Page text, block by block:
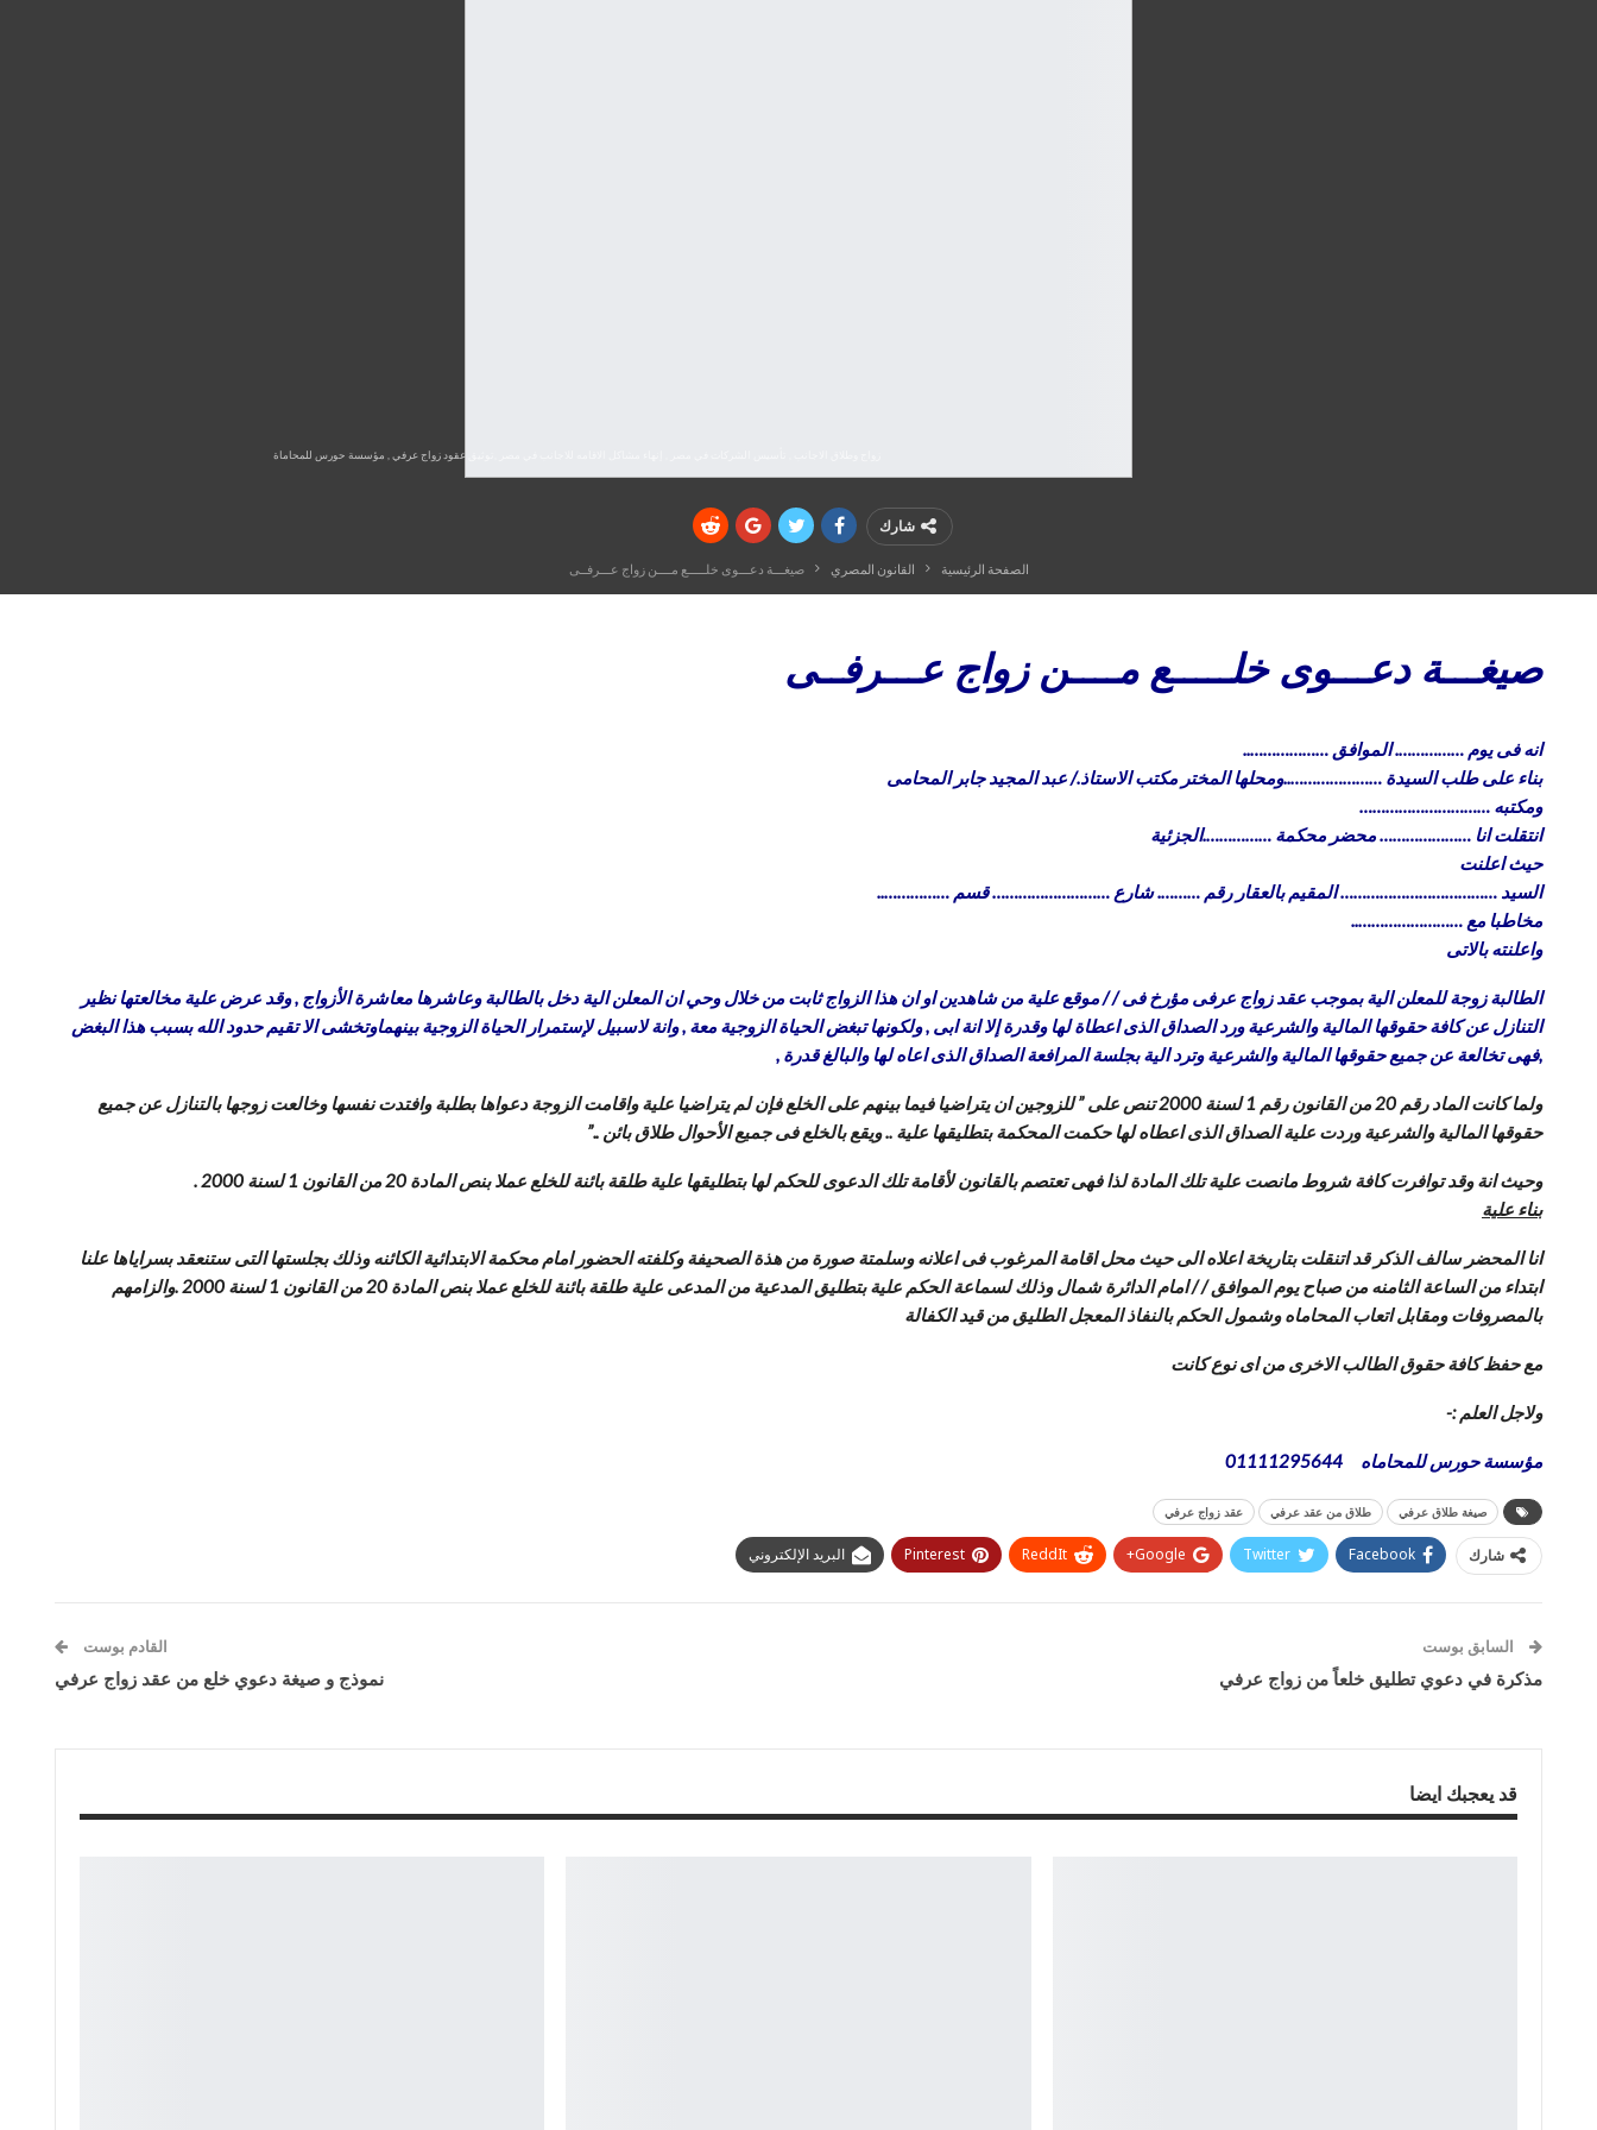
زواج وطلاق الاجانب , تأسيس الشركات في مصر , إنهاء مشاكل الاقامه للاجانب في مصر ,توثيق عقود زواج عرفي , مؤسسة حورس للمحاماة
شارك
الصفحة الرئيسية القانون المصري صيغـــة دعـــوى خلـــــع مــــن زواج عـــرفــى
صيغـــة دعـــوى خلـــــع مــــن زواج عـــرفــى
انه فى يوم ……………. الموافق ………………..
بناء على طلب السيدة …………………..ومحلها المختر مكتب الاستاذ./ عبد المجيد جابر المحامى
ومكتبه …………………………
انتقلت انا ………………… محضر محكمة …………….الجزئية
حيث اعلنت
السيد ……………………………… المقيم بالعقار رقم ………. شارع ……………………… قسم ……………..
مخاطبا مع ……………………..
واعلنته بالاتى
الطالبة زوجة للمعلن الية بموجب عقد زواج عرفى مؤرخ فى / / موقع علية من شاهدين او ان هذا الزواج ثابت من خلال وحي ان المعلن الية دخل بالطالبة وعاشرها معاشرة الأزواج , وقد عرض علية مخالعتها نظير
التنازل عن كافة حقوقها المالية والشرعية ورد الصداق الذى اعطاة لها وقدرة إلا انة ابى , ولكونها تبغض الحياة الزوجية معة , وانة لاسبيل لإستمرار الحياة الزوجية بينهماوتخشى الا تقيم حدود الله بسبب هذا البغض
,فهى تخالعة عن جميع حقوقها المالية والشرعية وترد الية بجلسة المرافعة الصداق الذى اعاه لها والبالغ قدرة ,
ولما كانت الماد رقم 20 من القانون رقم 1 لسنة 2000 تنص على ” للزوجين ان يتراضيا فيما بينهم على الخلع فإن لم يتراضيا علية واقامت الزوجة دعواها بطلبة وافتدت نفسها وخالعت زوجها بالتنازل عن جميع
حقوقها المالية والشرعية وردت علية الصداق الذى اعطاه لها حكمت المحكمة بتطليقها علية .. ويقع بالخلع فى جميع الأحوال طلاق بائن ..”
وحيث انة وقد توافرت كافة شروط مانصت علية تلك المادة لذا فهى تعتصم بالقانون لأقامة تلك الدعوى للحكم لها بتطليقها علية طلقة بائنة للخلع عملا بنص المادة 20 من القانون 1 لسنة 2000 .
بناء علية
انا المحضر سالف الذكر قد اتنقلت بتاريخة اعلاه الى حيث محل اقامة المرغوب فى اعلانه وسلمتة صورة من هذة الصحيفة وكلفته الحضور امام محكمة الابتدائية الكائنه وذلك بجلستها التى ستنعقد بسراياها علنا
ابتداء من الساعة الثامنه من صباح يوم الموافق / / امام الدائرة شمال وذلك لسماعة الحكم علية بتطليق المدعية من المدعى علية طلقة بائنة للخلع عملا بنص المادة 20 من القانون 1 لسنة 2000 .والزامهم
بالمصروفات ومقابل اتعاب المحاماه وشمول الحكم بالنفاذ المعجل الطليق من قيد الكفالة
مع حفظ كافة حقوق الطالب الاخرى من اى نوع كانت
ولاجل العلم :-
مؤسسة حورس للمحاماه 01111295644
صيغة طلاق عرفي طلاق من عقد عرفي عقد زواج عرفي
شارك Facebook
Twitter
Google+
ReddIt
Pinterest البريد الإلكتروني
السابق بوست
مذكرة في دعوي تطليق خلعاً من زواج عرفي
القادم بوست
نموذج و صيغة دعوي خلع من عقد زواج عرفي
قد يعجبك ايضا